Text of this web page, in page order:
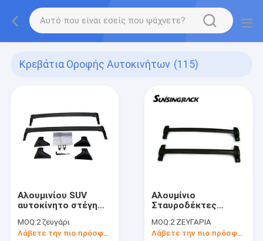
Κρεβάτια Οροφής Αυτοκινήτων (115)
Αλουμινίου SUV
αυτοκίνητο στέγη
σιδηροτροχιά Toyota
RAV4 2019 σε μαύρο
MOQ:2 ζευγάρι
Λάβετε την πιο πρόσφατη τιμή
Αλουμίνιο
Σταυροδέκτες
αυτοκινήτων για CRV
2007-2011
MOQ:2 ΖΕΥΓΑΡΙΑ
Λάβετε την πιο πρόσφατη τιμή